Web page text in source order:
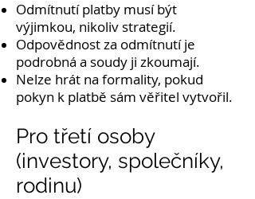
Odmítnutí platby musí být
výjimkou, nikoliv strategií.
Odpovědnost za odmítnutí je
podrobná a soudy ji zkoumají.
Nelze hrát na formality, pokud
pokyn k platbě sám věřitel vytvořil.
Pro třetí osoby
(investory, společníky,
rodinu)